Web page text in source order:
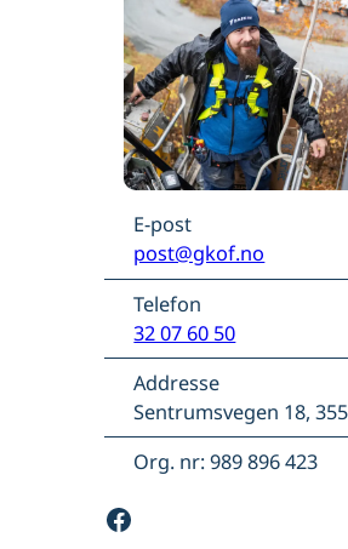
E-post
post@gkof.no
Telefon
32 07 60 50
Addresse
Sentrumsvegen 18,
Org. nr: 989 896 423
Facebook